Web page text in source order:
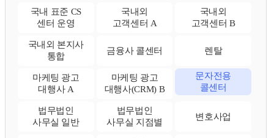
국내 표준 CS
센터 운영
국내외
고객센터 A
국내외
고객센터 B
국내외 본지사
통합
금융사 콜센터 렌탈
마케팅 광고
대행사 A
마케팅 광고
대행사(CRM) B
문자전용
콜센터
법무법인
사무실 일반
법무법인
사무실 지점별
변호사업